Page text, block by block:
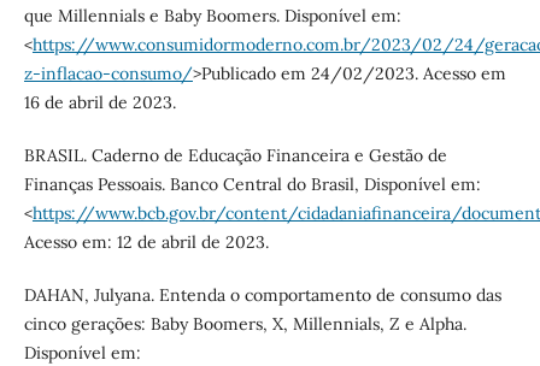
que Millennials e Baby Boomers. Disponível em:
<https://www.consumidormoderno.com.br/2023/02/24/
z-inflacao-consumo/>Publicado em 24/02/2023. Acesso em
16 de abril de 2023.
BRASIL. Caderno de Educação Financeira e Gestão de
Finanças Pessoais. Banco Central do Brasil, Disponível em:
<https://www.bcb.gov.br/content/cidadaniafinanceira/
Acesso em: 12 de abril de 2023.
DAHAN, Julyana. Entenda o comportamento de consumo das
cinco gerações: Baby Boomers, X, Millennials, Z e Alpha.
Disponível em: